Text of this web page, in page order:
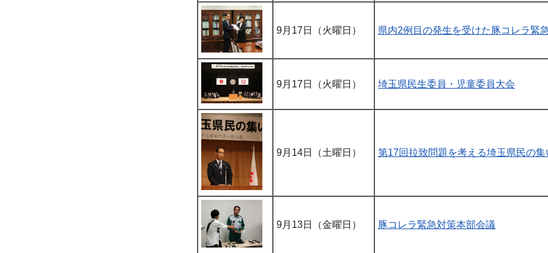
9月17日（火曜日） 県内2例目の発生を受けた豚コレラ緊
9月17日（火曜日） 埼玉県民生委員・児童委員大会
9月14日（土曜日） 第17回拉致問題を考える埼玉県民の集
9月13日（金曜日） 豚コレラ緊急対策本部会議